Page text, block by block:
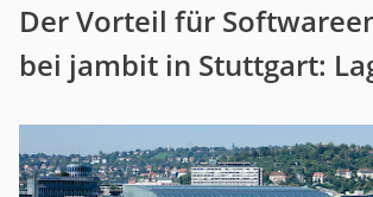
Der Vorteil für
bei jambit in Stuttgart: